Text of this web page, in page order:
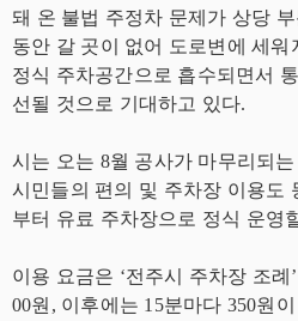
돼 온 불법 주정차 문제가 상당
동안 갈 곳이 없어 도로변에 세워
정식 주차공간으로 흡수되면서
선될 것으로 기대하고 있다.
시는 오는 8월 공사가 마무리되
시민들의 편의 및 주차장 이용도
부터 유료 주차장으로 정식 운영
이용 요금은 ‘전주시 주차장 조
00원, 이후에는 15분마다 350원